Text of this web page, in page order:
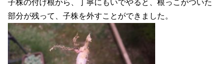
子株の付け根から、丁寧にもいでやると、根っこがついた
部分が残って、子株を外すことができました。